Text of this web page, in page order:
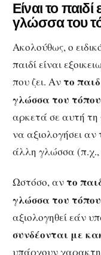
Είναι το παιδί
γλώσσα του
Ακολούθως, ο
παιδί είναι
που ζει. Αντο
γλώσσα του
αρκετά σε αυτή τη
να αξιολογήσει αν
άλλη γλώσσα (π.χ.,
Ωστόσο, αντο
γλώσσα του
αξιολογηθεί εάν
συνδέονται με
υπάρχουν